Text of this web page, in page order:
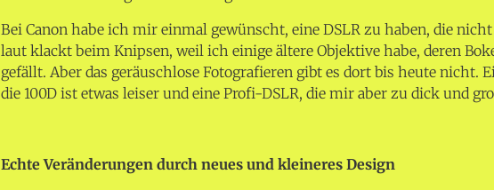
Bei Canon habe ich mir einmal gewünscht, eine DSLR zu haben, die
laut klackt beim Knipsen, weil ich einige ältere Objektive habe, deren
gefällt. Aber das geräuschlose Fotografieren gibt es dort bis heute nicht.
die 100D ist etwas leiser und eine Profi-DSLR, die mir aber zu dick und
Echte Veränderungen durch neues und kleineres Design